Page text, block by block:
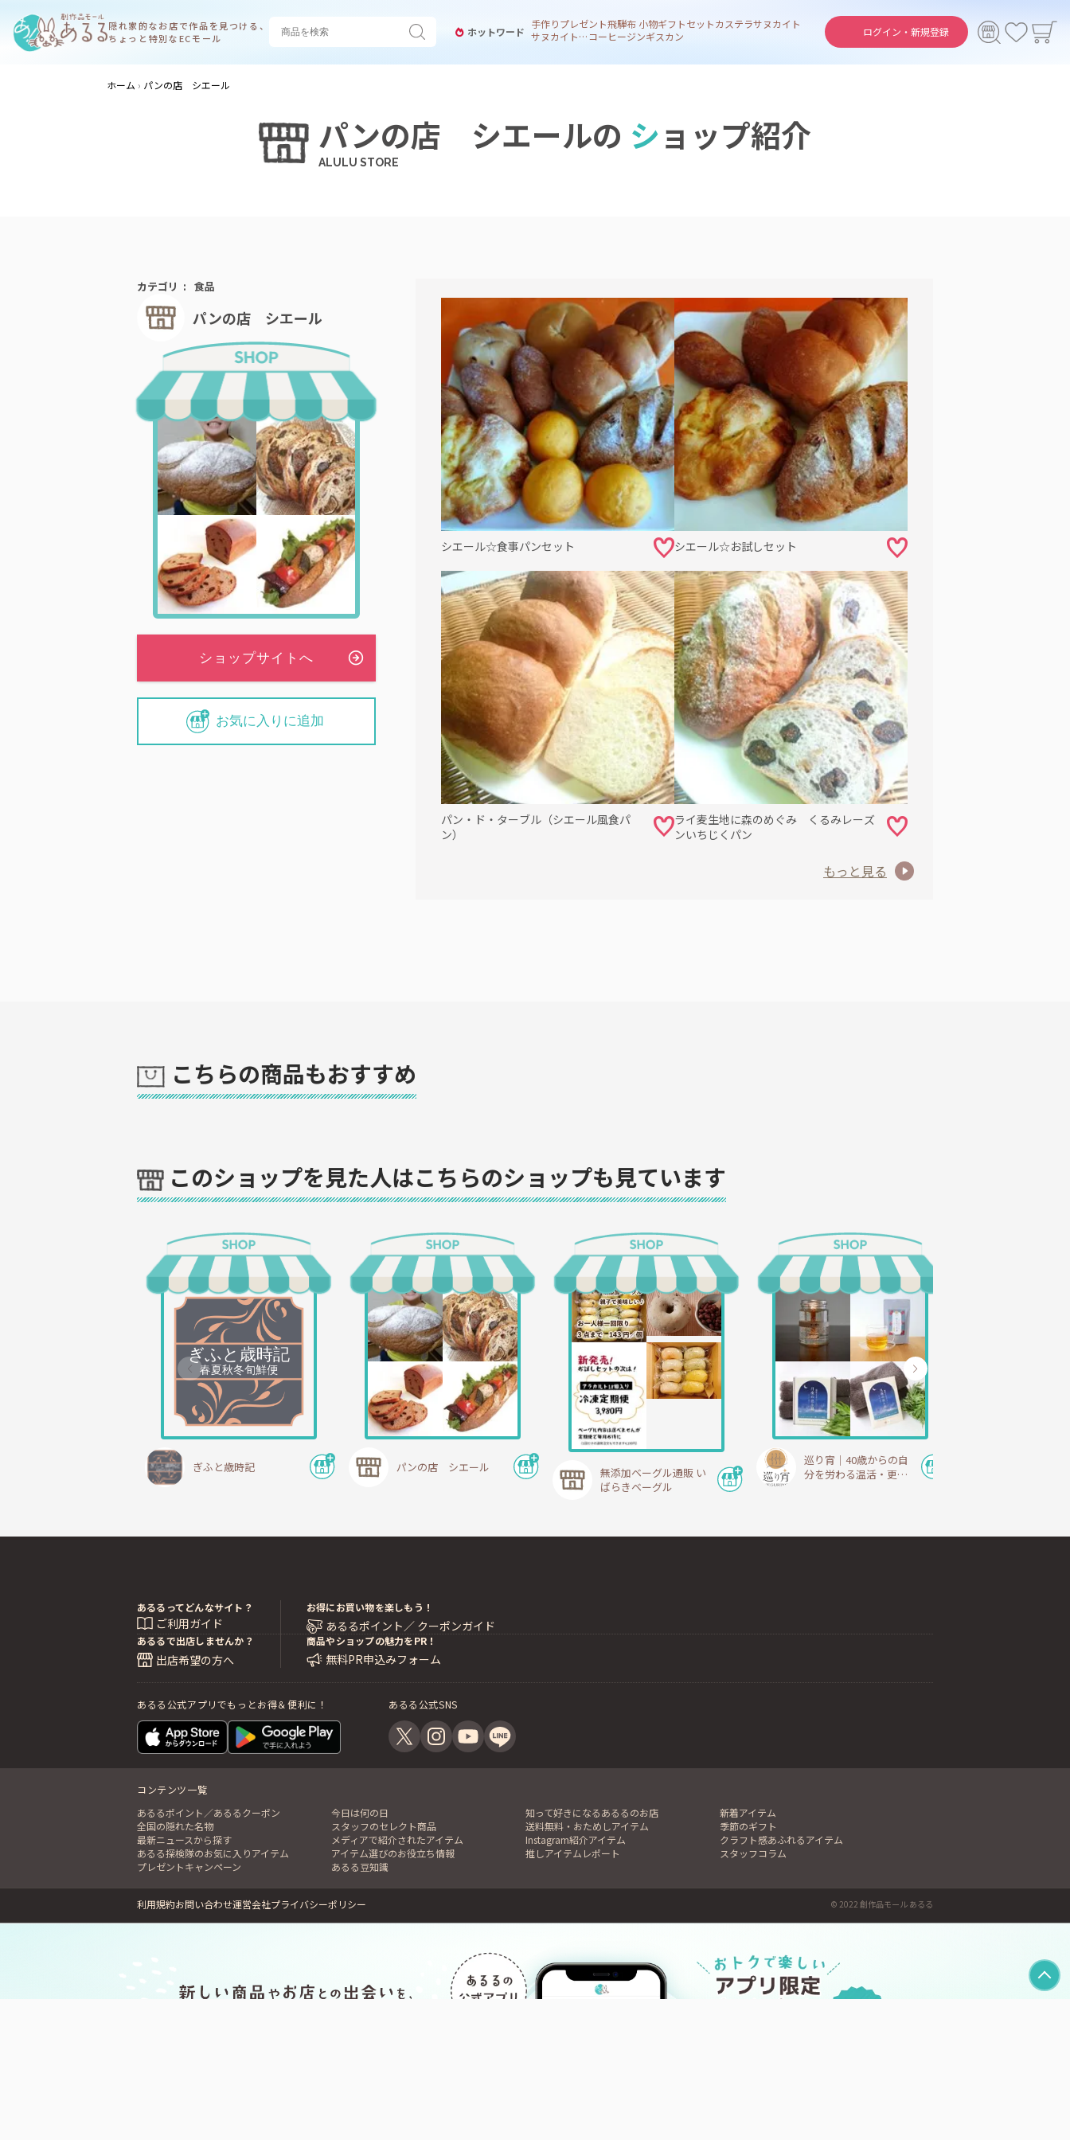
隠れ家的なお店で作品を見つける、
ちょっと特別なECモール
ログイン・ 新規登録
ホットワード
手作りプレゼント飛騨布 小物ギフトセットカステラサヌカイト
サヌカイト 風鈴コーヒージンギスカン
ホーム パンの店 シエール
パンの店 シエールの ショップ紹介
カテゴリ 食品
パンの店 シエール
お気に入りに追加
シエール☆食事パンセット シエール☆お試しセット
パン・ド・ターブル（シエール風食パ
ン）
ライ麦生地に森のめぐみ くるみレーズ
ンいちじくパン
もっと見る
こちらの商品もおすすめ
このショップを見た人はこちらのショップも見ています
ぎふと歳時記 パンの店 シエール
無添加ベーグル通販 い
ばらきベーグル
巡り宵｜40歳からの自
分を労わる温活・更年
あるるってどんなサイト？
ご利用ガイド
お得にお買い物を楽しもう！
あるるポイント／クーポンガイド
あるるで出店しませんか？
出店希望の方へ
商品やショップの魅力をPR！
あるる公式アプリでもっとお得＆便利に！ あるる公式SNS
コンテンツ一覧
あるるポイント／あるるクーポン
今日は何の日 知って好きになるあるるのお店
新着アイテム
全国の隠れた名物
スタッフのセレクト商品 送料無料・おためしアイテム
季節のギフト
最新ニュースから探す
メディアで紹介されたアイテム Instagram紹介アイテム
クラフト感あふれるアイテム
あるる探検隊のお気に入りアイテム
アイテム選びのお役立ち情報
プレゼントキャンペーン
あるる豆知識
利用規約お問い合わせ運営会社プライバシーポリシー © 2022 創作品モール あるる